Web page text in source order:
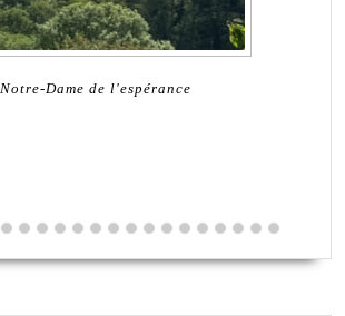
Notre-Dame de l'espérance